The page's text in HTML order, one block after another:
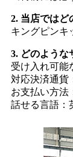
2. 当店ではど
キングピンキ
3. どのような
受け入れ可能
対応決済通貨
お支払い方法
話せる言語：